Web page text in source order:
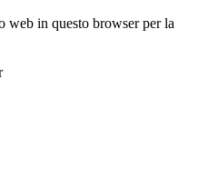
web in questo browser per la